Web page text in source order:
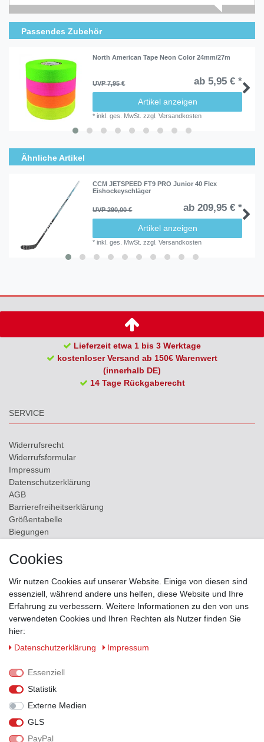
Passendes Zubehör
North American Tape Neon Color 24mm/27m
UVP 7,95 € ab 5,95 € *
Artikel anzeigen
*inkl. ges. MwSt. zzgl.Versandkosten
Ähnliche Artikel
CCM JETSPEED FT9 PRO Junior 40 Flex
Eishockeyschläger
UVP 290,00 € ab 209,95 € *
Artikel anzeigen
*inkl. ges. MwSt. zzgl.Versandkosten
Lieferzeit etwa 1 bis 3 Werktage
kostenloser Versand ab 150€ Warenwert
(innerhalb DE)
14 Tage Rückgaberecht
SERVICE
Widerrufs­recht
Widerrufs­formular
Impressum
Daten­schutz­erklärung
AGB
Barrierefreiheitserklärung
Größentabelle
Biegungen
Kontakt
ZAHLUNGSMÖGLICHKEITEN
Cookies
Wir nutzen Cookies auf unserer Website. Einige von diesen sind
essenziell, während andere uns helfen, diese Website und Ihre
Erfahrung zu verbessern. Weitere Informationen zu den von uns
verwendeten Cookies und Ihren Rechten als Nutzer finden Sie
hier:
Daten­schutz­erklärung
Impressum
Essenziell
Statistik
Externe Medien
GLS
PayPal